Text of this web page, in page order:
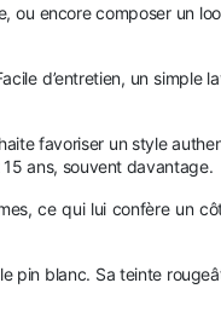
encore composer un
d’entretien, un simple
favoriser un style
ans, souvent davantage.
ce qui lui confère un
pin blanc. Sa teinte